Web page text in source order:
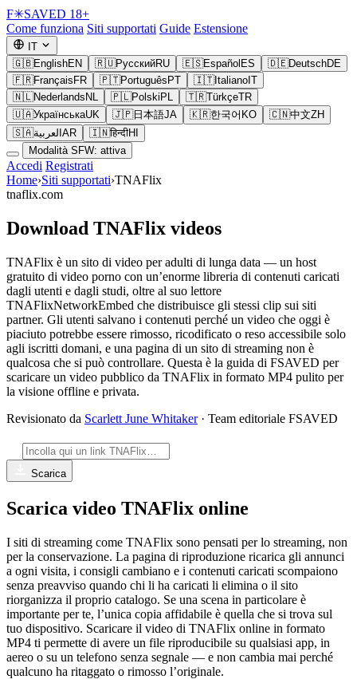
F✳SAVED 18+
Come funziona Siti supportati Guide Estensione
IT
🇬🇧EnglishEN 🇷🇺РусскийRU 🇪🇸Español ES 🇩🇪DeutschDE
🇫🇷Français FR 🇵🇹Português PT 🇮🇹Italiano IT
🇳🇱Nederlands NL 🇵🇱Polski PL 🇹🇷TürkçeTR
🇺🇦УкраїнськаUK 🇯🇵日本語JA 🇰🇷한국어 KO 🇨🇳中文ZH
🇸🇦العربية AR 🇮🇳हिन्दीHI
Modalità SFW: attiva
Accedi Registrati
Home›Siti supportati›TNAFlix
tnaflix.com
Download TNAFlix videos
TNAFlix è un sito di video per adulti di lunga data — un host
gratuito di video porno con un’enorme libreria di contenuti caricati
dagli utenti e dagli studi, oltre al suo lettore
TNAFlixNetworkEmbed che distribuisce gli stessi clip sui siti
partner. Gli utenti salvano i contenuti perché un video che oggi è
piaciuto potrebbe essere rimosso, ricodificato o reso accessibile solo
agli iscritti domani, e una pagina di un sito di streaming non è
qualcosa che si può controllare. Questa è la guida di FSAVED per
scaricare un video pubblico da TNAFlix in formato MP4 pulito per
la visione offline e privata.
Revisionato da Scarlett June Whitaker· Team editoriale FSAVED
Scarica
Scarica video TNAFlix online
I siti di streaming come TNAFlix sono pensati per lo streaming, non
per la conservazione. La pagina di riproduzione ricarica gli annunci
a ogni visita, i consigli cambiano e i contenuti caricati scompaiono
senza preavviso quando chi li ha caricati li elimina o il sito
riorganizza il proprio catalogo. Se una scena in particolare è
importante per te, l’unica copia affidabile è quella che si trova sul
tuo dispositivo. Scaricare il video di TNAFlix online in formato
MP4 ti permette di avere un file riproducibile su qualsiasi app, in
aereo o su un telefono senza segnale — e non cambia mai perché
qualcuno ha ritaggato o rimosso l’originale.